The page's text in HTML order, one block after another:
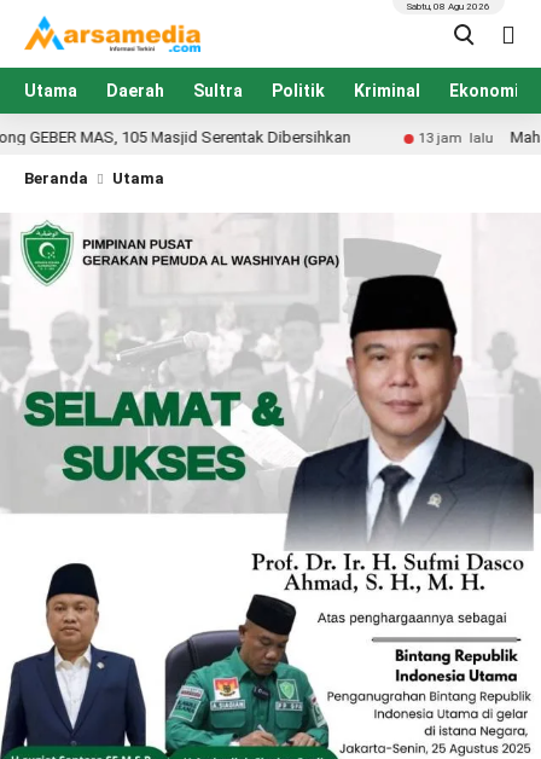
Utama Daerah Sultra Politik Kriminal Ekonomi
Sabtu, 08 Agu 2026
Masjid Serentak Dibersihkan 13 jam lalu Mahasiswa KKN UIN
Beranda Utama